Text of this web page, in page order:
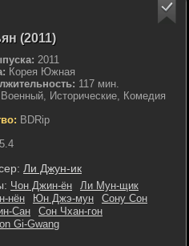
(2011)
2011
Корея Южная
117 мин.
Военный, Исторические, Комедия
BDRip
5.4
Ли Джун-ик
Чон Джин-ён
Ли Мун-щик
нён
Юн Джэ-мун
Сону Сон
Сан
Сон Чхан-гон
Gi-Gwang